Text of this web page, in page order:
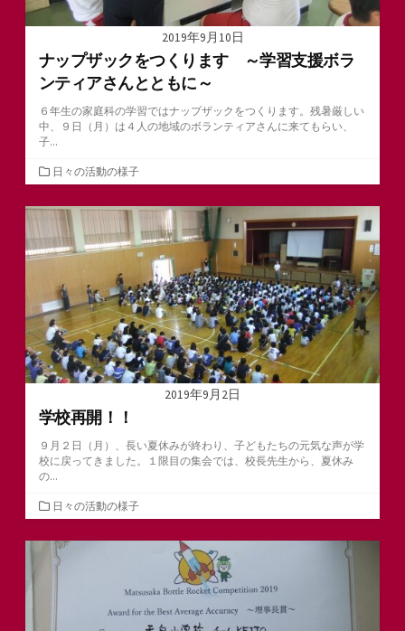
2019年9月10日
ナップザックをつくります ～学習支援ボラ
ンティアさんとともに～
６年生の家庭科の学習ではナップザックをつくります。残暑厳しい
中、９日（月）は４人の地域のボランティアさんに来てもらい、
子...
カ
テ
ゴ
ー
日々の活動の様子
2019年9月2日
学校再開！！
９月２日（月）、長い夏休みが終わり、子どもたちの元気な声が学
校に戻ってきました。１限目の集会では、校長先生から、夏休み
の...
カ
テ
ゴ
リ
日々の活動の様子